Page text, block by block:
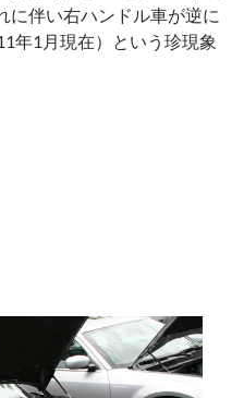
に伴い右ハンドル車が逆に
年1月現在）という珍現象